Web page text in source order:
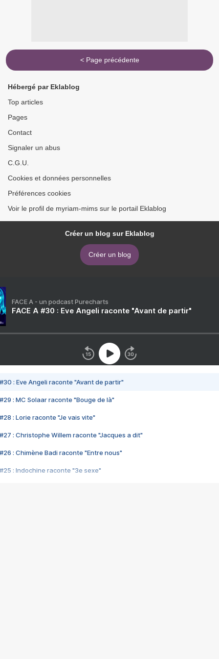
< Page précédente
Hébergé par Eklablog
Top articles
Pages
Contact
Signaler un abus
C.G.U.
Cookies et données personnelles
Préférences cookies
Voir le profil de myriam-mims sur le portail Eklablog
Créer un blog sur Eklablog
Créer un blog
FACE A - un podcast Purecharts
FACE A #30 : Eve Angeli raconte "Avant de partir"
#30 : Eve Angeli raconte "Avant de partir"
#29 : MC Solaar raconte "Bouge de là"
#28 : Lorie raconte "Je vais vite"
#27 : Christophe Willem raconte "Jacques a dit"
#26 : Chimène Badi raconte "Entre nous"
#25 : Indochine raconte "3e sexe"